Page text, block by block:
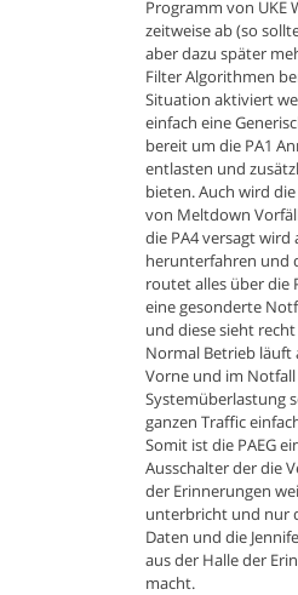
Programm von UKE
zeitweise ab (so
aber dazu später
Filter Algorithmen
Situation aktiviert
einfach eine
bereit um die PA1
entlasten und
bieten. Auch wird
von Meltdown
die PA4 versagt wird
herunterfahren und
routet alles über die
eine gesonderte
und diese sieht
Normal Betrieb läuft
Vorne und im
Systemüberlastung
ganzen Traffic
Somit ist die PAEG
Ausschalter der die
der Erinnerungen
unterbricht und nur
Daten und die
aus der Halle der
macht.